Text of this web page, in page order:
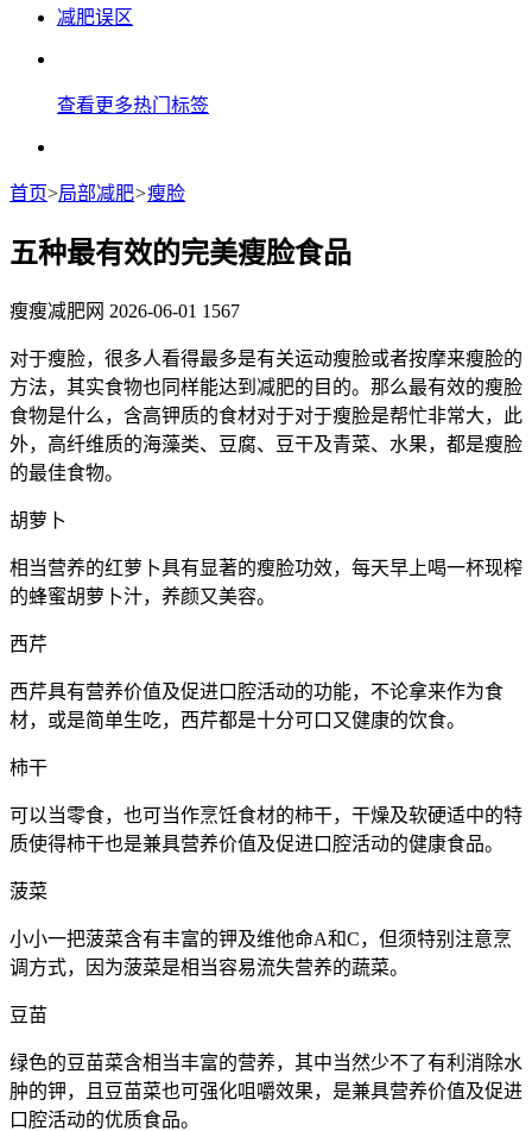
减肥误区
查看更多热门标签
首页>局部减肥>瘦脸
五种最有效的完美瘦脸食品
瘦瘦减肥网 2026-06-01 1567
对于瘦脸，很多人看得最多是有关运动瘦脸或者按摩来瘦脸的
方法，其实食物也同样能达到减肥的目的。那么最有效的瘦脸
食物是什么，含高钾质的食材对于对于瘦脸是帮忙非常大，此
外，高纤维质的海藻类、豆腐、豆干及青菜、水果，都是瘦脸
的最佳食物。
胡萝卜
相当营养的红萝卜具有显著的瘦脸功效，每天早上喝一杯现榨
的蜂蜜胡萝卜汁，养颜又美容。
西芹
西芹具有营养价值及促进口腔活动的功能，不论拿来作为食
材，或是简单生吃，西芹都是十分可口又健康的饮食。
柿干
可以当零食，也可当作烹饪食材的柿干，干燥及软硬适中的特
质使得柿干也是兼具营养价值及促进口腔活动的健康食品。
菠菜
小小一把菠菜含有丰富的钾及维他命A和C，但须特别注意烹
调方式，因为菠菜是相当容易流失营养的蔬菜。
豆苗
绿色的豆苗菜含相当丰富的营养，其中当然少不了有利消除水
肿的钾，且豆苗菜也可强化咀嚼效果，是兼具营养价值及促进
口腔活动的优质食品。